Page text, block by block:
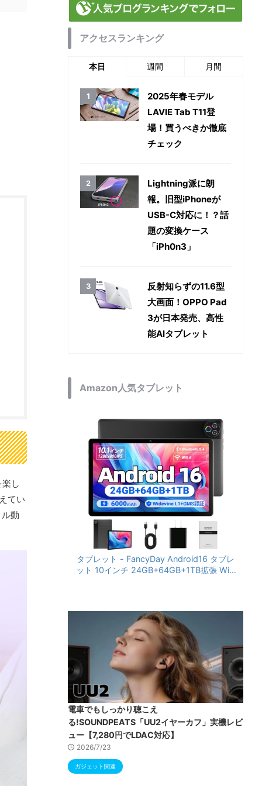
し
てい
動
アクセスランキング
本日 週間 月間
2025年春モデル
LAVIE Tab T11登
場！買うべきか徹底
チェック
Lightning派に朗
報。旧型iPhoneが
USB-C対応に！？話
題の変換ケース
「iPh0n3」
反射知らずの11.6型
大画面！OPPO Pad
3が日本発売、高性
能AIタブレット
Amazon人気タブレット
タブレット - FancyDay Android16 タブレ
ット 10インチ 24GB+64GB+1TB拡張 WiFi
RGBライト 児童守護 IPS画面 日本語説明書
電車でもしっかり聴こえ
る!SOUNDPEATS「UU2イヤーカフ」実機レビ
ュー【7,280円でLDAC対応】
2026/7/23
ガジェット関連